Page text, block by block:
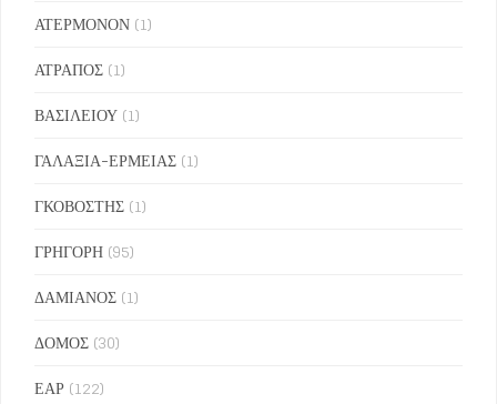
ΑΤΕΡΜΟΝΟΝ (1)
ΑΤΡΑΠΟΣ (1)
ΒΑΣΙΛΕΙΟΥ (1)
ΓΑΛΑΞΙΑ-ΕΡΜΕΙΑΣ (1)
ΓΚΟΒΟΣΤΗΣ (1)
ΓΡΗΓΟΡΗ (95)
ΔΑΜΙΑΝΟΣ (1)
ΔΟΜΟΣ (30)
ΕΑΡ (122)